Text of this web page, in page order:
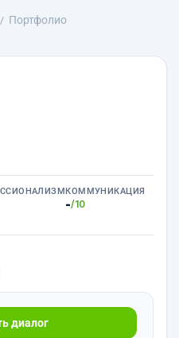
Портфолио
КОММУНИКАЦИЯ
-/10
диалог